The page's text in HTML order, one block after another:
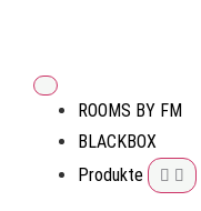
ROOMS BY FM
BLACKBOX
Produkte